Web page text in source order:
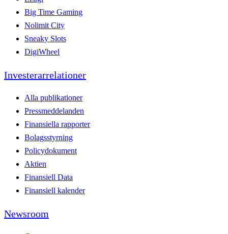
Big Time Gaming
Nolimit City
Sneaky Slots
DigiWheel
Investerarrelationer
Alla publikationer
Pressmeddelanden
Finansiella rapporter
Bolagsstyrning
Policydokument
Aktien
Finansiell Data
Finansiell kalender
Newsroom